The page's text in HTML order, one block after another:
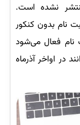
دانشگاه پیام بهمن 1402 منتشر نشده است.
نام بدون کنکور
نام فعال می‌شود
در اواخر آذرماه